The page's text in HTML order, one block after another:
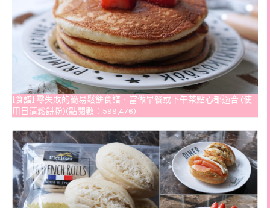
[食譜] 零失敗的簡易鬆餅食譜．當做早餐或下午茶點心都適合 (使
用日清鬆餅粉)(點閱數：599,476)